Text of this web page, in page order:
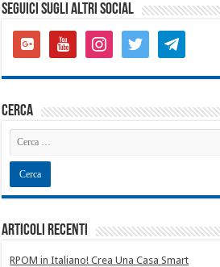
SEGUICI SUGLI ALTRI SOCIAL
google-
plus-
youtubeinstagramtwitter telegram
cerca
Articoli recenti
RPOM in Italiano! Crea Una Casa Smart